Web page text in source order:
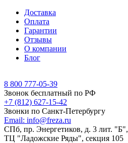
Доставка
Оплата
Гарантии
Отзывы
О компании
Блог
8 800 777-05-39
Звонок бесплатный по РФ
+7 (812) 627-15-42
Звонки по Санкт-Петербургу
Email: info@freza.ru
СПб, пр. Энергетиков, д. 3 лит. "Б",
ТЦ "Ладожские Ряды", секция 105